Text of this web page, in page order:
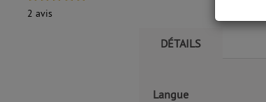
2 avis
DÉTAILS
Langue